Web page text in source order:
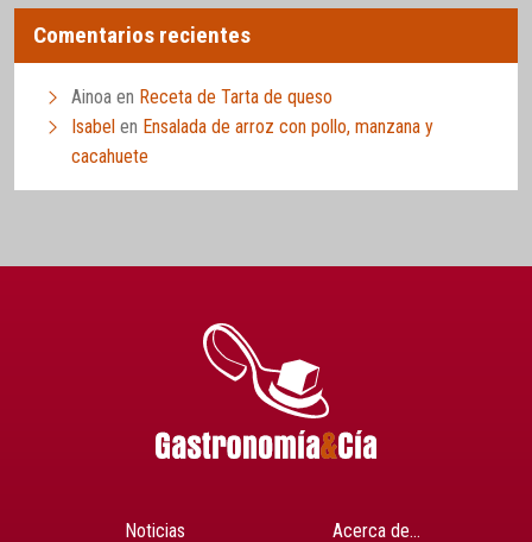
Comentarios recientes
Ainoa en Receta de Tarta de queso
Isabel en Ensalada de arroz con pollo, manzana y
cacahuete
Noticias Acerca de…